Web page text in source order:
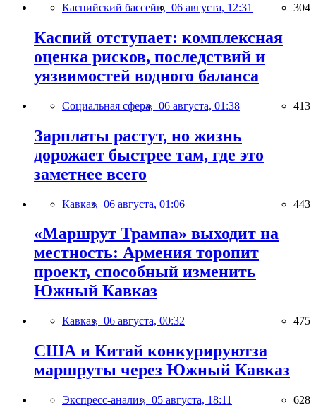
Каспийский бассейн, 06 августа, 12:31 304
Каспий отступает: комплексная
оценка рисков, последствий и
уязвимостей водного баланса
Социальная сфера, 06 августа, 01:38 413
Зарплаты растут, но жизнь
дорожает быстрее там, где это
заметнее всего
Кавказ, 06 августа, 01:06 443
«Маршрут Трампа» выходит на
местность: Армения торопит
проект, способный изменить
Южный Кавказ
Кавказ, 06 августа, 00:32 475
США и Китай конкурируютза
маршруты через Южный Кавказ
Экспресс-анализ, 05 августа, 18:11 628